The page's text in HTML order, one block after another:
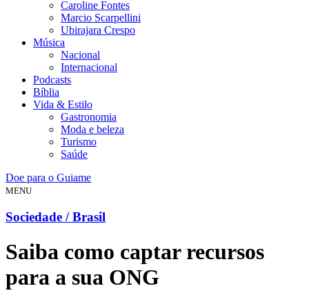
Caroline Fontes
Marcio Scarpellini
Ubirajara Crespo
Música
Nacional
Internacional
Podcasts
Bíblia
Vida & Estilo
Gastronomia
Moda e beleza
Turismo
Saúde
Doe para o Guiame
MENU
Sociedade / Brasil
Saiba como captar recursos
para a sua ONG